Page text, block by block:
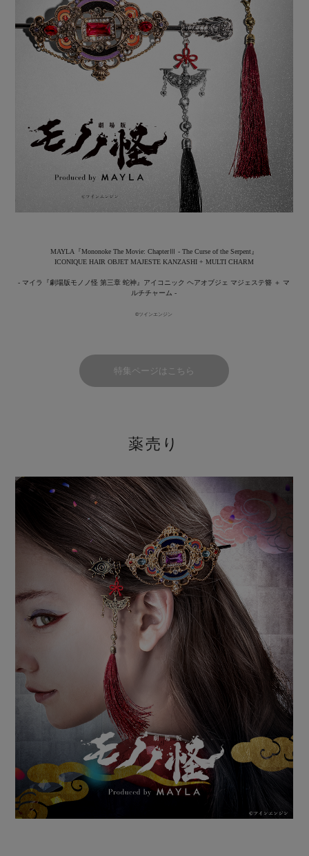
MAYLA『Mononoke The Movie: ChapterⅢ - The Curse of the Serpent』
ICONIQUE HAIR OBJET MAJESTE KANZASHI + MULTI CHARM
- マイラ『劇場版モノノ怪 第三章 蛇神』アイコニック ヘアオブジェ マジェステ簪 ＋ マ
ルチチャーム -
©ツインエンジン
特集ページはこちら
薬売り